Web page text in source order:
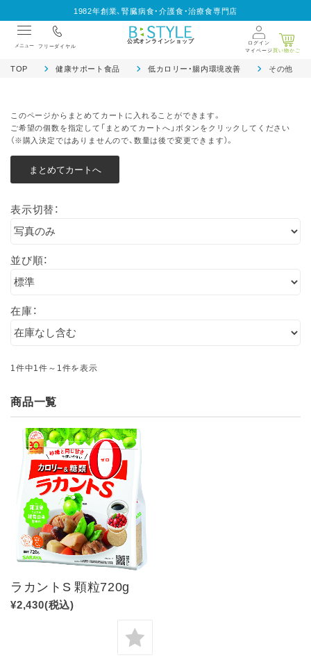
1982年創業、腎臓病食・介護食・治療食専門店
メニュー フリーダイヤル
公式オンラインショップ
ログイン
マイページ買い物かご
TOP 健康サポート食品 低カロリー・腸内環境改善 その他
このページからまとめてカートに入れることができます。
ご希望の個数を指定して「まとめてカートへ」ボタンをクリックしてください
（※購入決定ではありませんので、数量は後で変更できます）。
表示切替：
並び順：
在庫：
1件中1件～1件を表示
商品一覧
ラカントS 顆粒720g
¥2,430(税込)